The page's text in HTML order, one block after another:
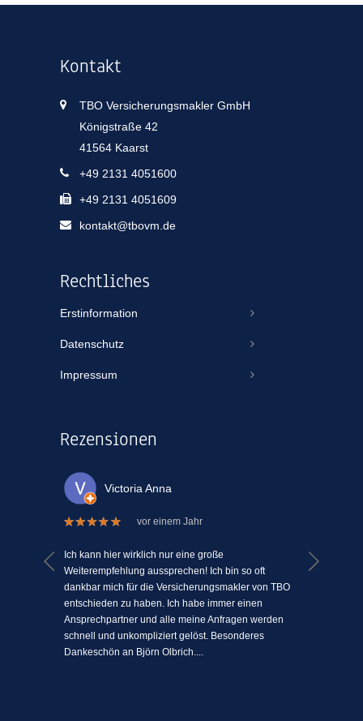
Kontakt
TBO Versicherungsmakler GmbH
Königstraße 42
41564 Kaarst
+49 2131 4051600
+49 2131 4051609
kontakt@tbovm.de
Rechtliches
Erstinformation
Datenschutz
Impressum
Rezensionen
Victoria Anna
vor einem Jahr
Ich kann hier wirklich nur eine große
Weiterempfehlung aussprechen! Ich bin so oft
dankbar mich für die Versicherungsmakler von TBO
entschieden zu haben. Ich habe immer einen
Ansprechpartner und alle meine Anfragen werden
schnell und unkompliziert gelöst. Besonderes
Dankeschön an Björn Olbrich....